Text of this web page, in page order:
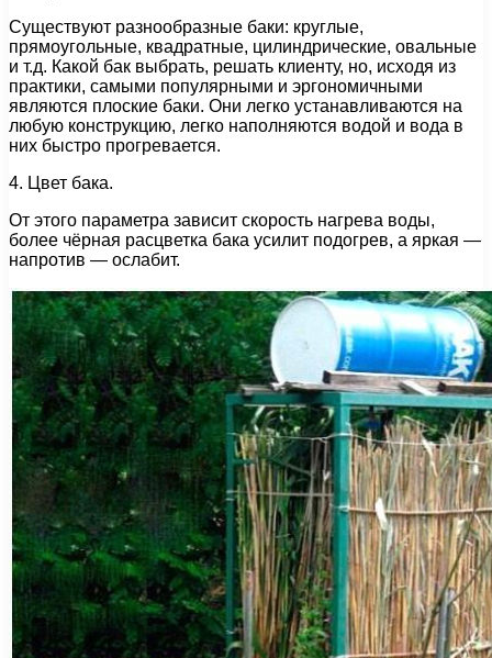
Существуют разнообразные баки: круглые,
прямоугольные, квадратные, цилиндрические, овальные
и т.д. Какой бак выбрать, решать клиенту, но, исходя из
практики, самыми популярными и эргономичными
являются плоские баки. Они легко устанавливаются на
любую конструкцию, легко наполняются водой и вода в
них быстро прогревается.
4. Цвет бака.
От этого параметра зависит скорость нагрева воды,
более чёрная расцветка бака усилит подогрев, а яркая —
напротив — ослабит.